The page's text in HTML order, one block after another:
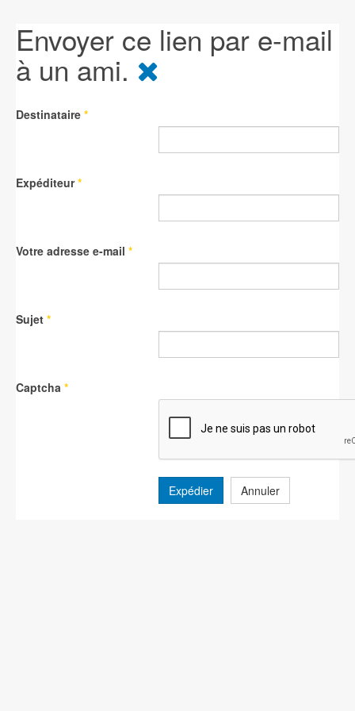
Envoyer ce lien par e-mail
à un ami.
Destinataire *
Expéditeur*
Votre adresse e-mail *
Sujet *
Captcha *
Expédier Annuler